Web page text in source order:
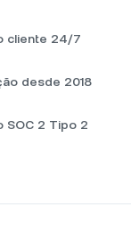
cliente 24/7
desde 2018
SOC 2 Tipo 2